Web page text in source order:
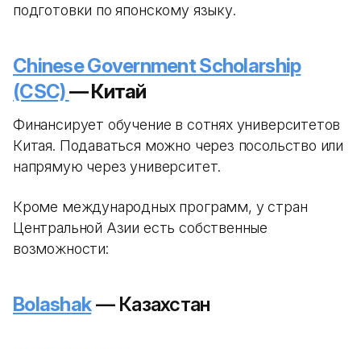
подготовки по японскому языку.
Chinese Government Scholarship
(CSC)— Китай
Финансирует обучение в сотнях университетов
Китая. Подаваться можно через посольство или
напрямую через университет.
Кроме международных программ, у стран
Центральной Азии есть собственные
возможности:
Bolashak— Казахстан